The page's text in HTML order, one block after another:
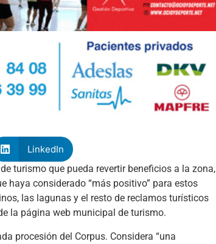
LinkedIn
turismo que pueda revertir beneficios a la zona,
haya considerado “más positivo” para estos
las lagunas y el resto de reclamos turísticos
la página web municipal de turismo.
procesión del Corpus. Considera “una